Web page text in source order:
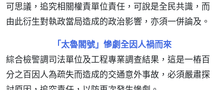
可思議，追究相關權責單位責任，可說是全民共識，而
由此衍生對執政當局造成的政治影響，亦須一併論及。
「太魯閣號」慘劇全因人禍而來
綜合檢警調司法單位及工程專業調查結果，這是一樁百
分之百因人為疏失而造成的交通意外事故，必須嚴肅探